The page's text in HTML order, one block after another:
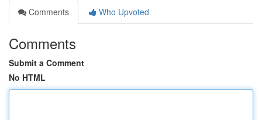
Comments
Who Upvoted
Comments
Submit a Comment
No HTML